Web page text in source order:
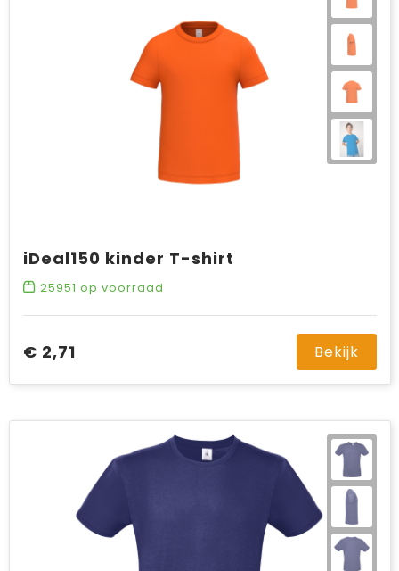
iDeal150 kinder T-shirt
25951 op voorraad
€ 2,71 Bekijk